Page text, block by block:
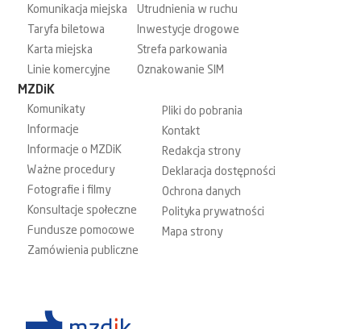
Komunikacja miejska
Taryfa biletowa
Karta miejska
Linie komercyjne
Utrudnienia w ruchu
Inwestycje drogowe
Strefa parkowania
Oznakowanie SIM
MZDiK
Komunikaty
Informacje
Informacje o MZDiK
Ważne procedury
Fotografie i filmy
Konsultacje społeczne
Fundusze pomocowe
Zamówienia publiczne
Pliki do pobrania
Kontakt
Redakcja strony
Deklaracja dostępności
Ochrona danych
Polityka prywatności
Mapa strony